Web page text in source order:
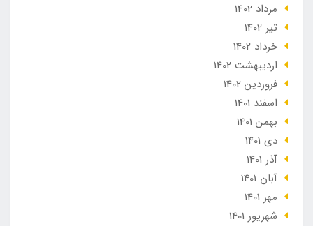
مرداد 1402
تير 1402
خرداد 1402
ارديبهشت 1402
فروردین 1402
اسفند 1401
بهمن 1401
دی 1401
آذر 1401
آبان 1401
مهر 1401
شهریور 1401